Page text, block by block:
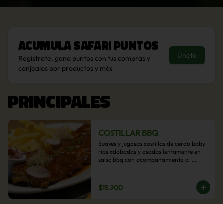
AcumulaSafari Puntos
Regístrate, gana puntos con tus compras y
canjealos por productos y más
Únete
PRINCIPALES
COSTILLAR BBQ
Suaves y jugosas costillas de cerdo baby
ribs adobadas y asadas lentamente en
salsa bbq con acompañamiento a
salteadas, Papas parmentier, Papas
fritas, Arroz blanco.
$15.900